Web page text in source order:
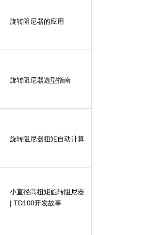
旋转阻尼器的应用
旋转阻尼器选型指南
旋转阻尼器扭矩自动计算
小直径高扭矩旋转阻尼器
| TD100开发故事